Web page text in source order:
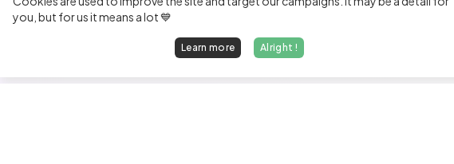
you, but for us it means a lot 💙
Learn more Alright !